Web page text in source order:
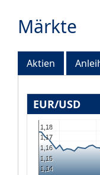
Märkte
Aktien
EUR/USD
1,14
1,15
1,16
1,17
1,18